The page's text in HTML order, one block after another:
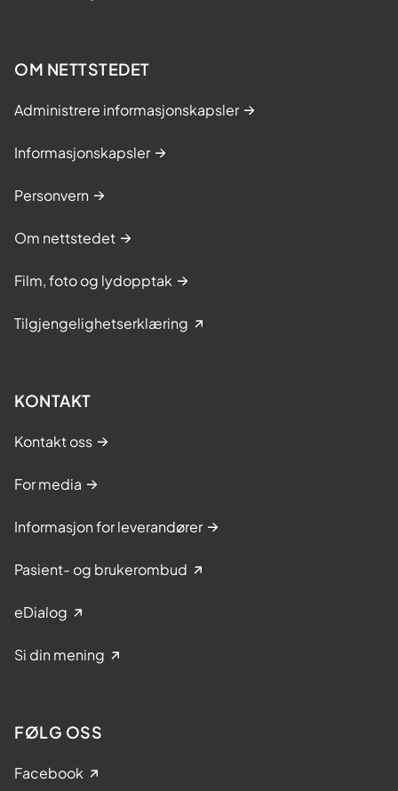
OM NETTSTEDET
Administrere informasjonskapsler
Informasjonskapsler
Personvern
Om nettstedet
Film, foto og lydopptak
Tilgjengelighetserklæring
KONTAKT
Kontakt oss
For media
Informasjon for leverandører
Pasient- og brukerombud
eDialog
Si din mening
FØLG OSS
Facebook